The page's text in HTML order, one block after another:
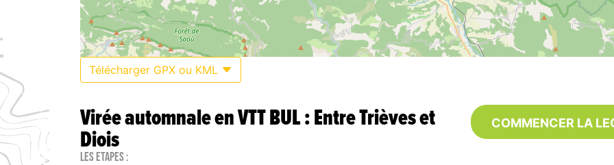
Télécharger GPX ou KML
Virée automnale en VTT BUL : Entre Trièves et
Diois
Les étapes :
COMMENCER LA